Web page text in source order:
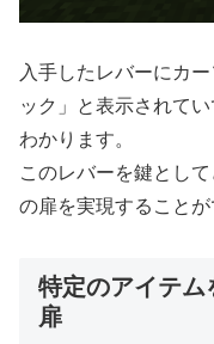
入手したレバーにカ
ック」と表示されて
わかります。
このレバーを鍵とし
の扉を実現することが
特定のアイテム
扉